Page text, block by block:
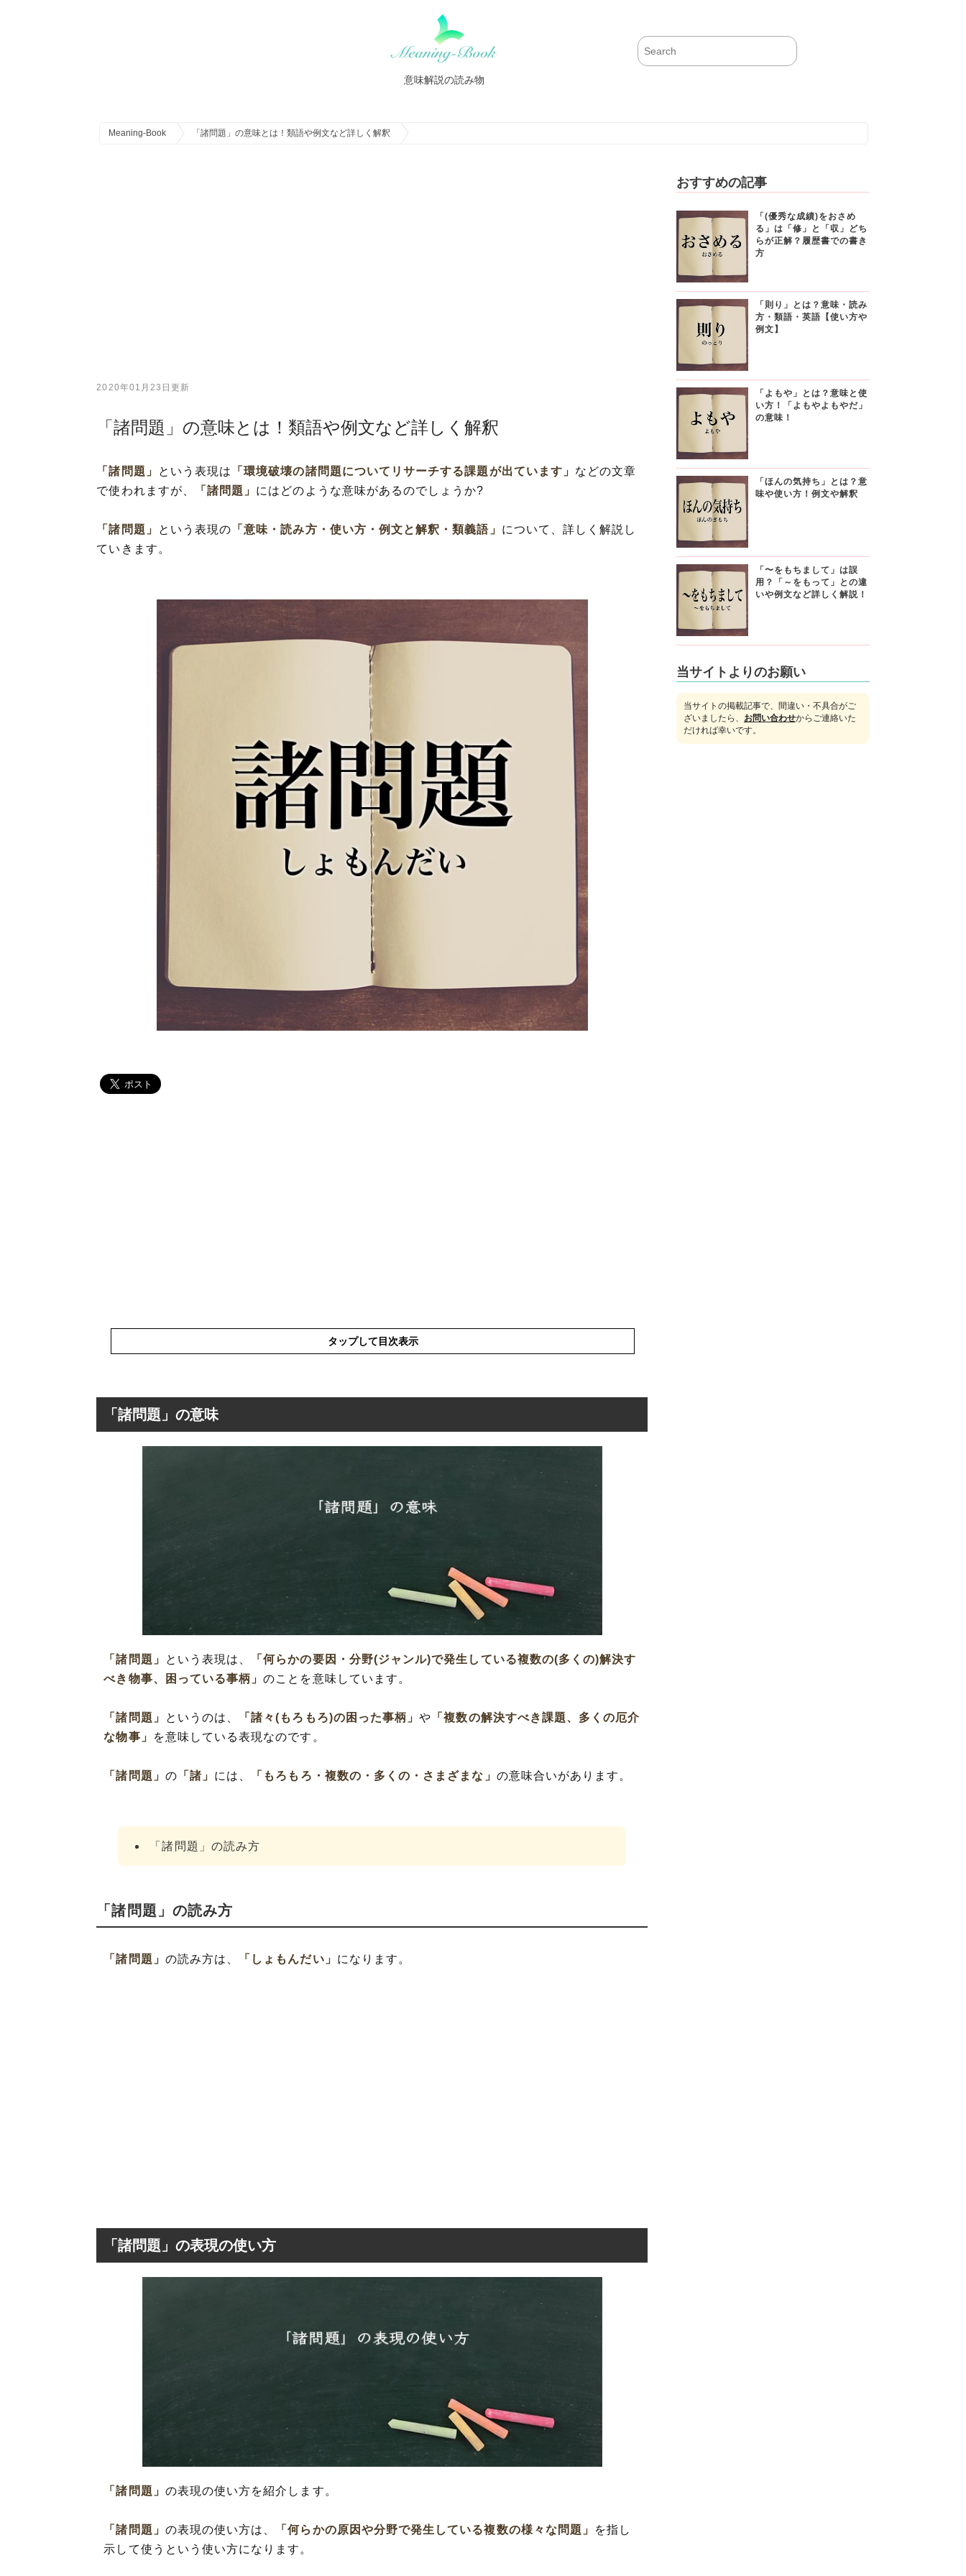
意味解説の読み物
Meaning-Book 「諸問題」の意味とは！類語や例文など詳しく解釈
2020年01月23日更新
「諸問題」の意味とは！類語や例文など詳しく解釈
「諸問題」 という表現は 「環境破壊の諸問題についてリサーチする課題が出ています」 などの文章
で使われますが、
「諸問題」 にはどのような意味があるのでしょうか?
「諸問題」 という表現の 「意味・読み方・使い方・例文と解釈・類義語」 について、詳しく解説し
ていきます。
タップして目次表示
「諸問題」の表現の使い方
「諸問題」の類語や類義語
「諸問題」の意味
「諸問題」 という表現は、
「何らかの要因・分野(ジャンル)で発生している複数の(多くの)解決す
べき物事、困っている事柄」のことを意味しています。
「諸問題」 というのは、 「諸々(もろもろ)の困った事柄」や 「複数の解決すべき課題、多くの厄介
な物事」
を意味している表現なのです。
「諸問題」 の 「諸」 には、 「もろもろ・複数の・多くの・さまざまな」 の意味合いがあります。
「諸問題」の読み方
「諸問題」の読み方
「諸問題」 の読み方は、 「しょもんだい」 になります。
「諸問題」の表現の使い方
「諸問題」 の表現の使い方を紹介します。
「諸問題」 の表現の使い方は、 「何らかの原因や分野で発生している複数の様々な問題」
を指し
示して使うという使い方になります。
おすすめの記事
「(優秀な成績)をおさめ
る」は「修」と「収」どち
らが正解？履歴書での書き
方
「則り」とは？意味・読み
方・類語・英語【使い方や
例文】
「よもや」とは？意味と使
い方！「よもやよもやだ」
の意味！
「ほんの気持ち」とは？意
味や使い方！例文や解釈
「〜をもちまして」は誤
用？「～をもって」との違
いや例文など詳しく解説！
当サイトよりのお願い
当サイトの掲載記事で、間違い・不具合がご
ざいましたら、 お問い合わせからご連絡いた
だければ幸いです。